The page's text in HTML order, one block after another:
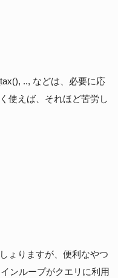
.., などは、必要に応
使えば、それほど苦労し
ょりますが、便利なやつ
ンループがクエリに利用